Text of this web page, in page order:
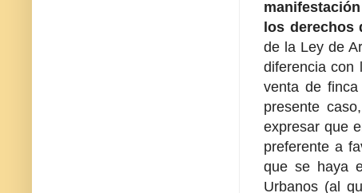
los derechos
de la Ley de
diferencia con
venta de
presente
expresar que
preferente a
que se haya
Urbanos (al